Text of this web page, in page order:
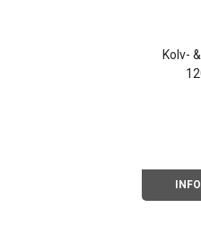
Kolv-
INFO